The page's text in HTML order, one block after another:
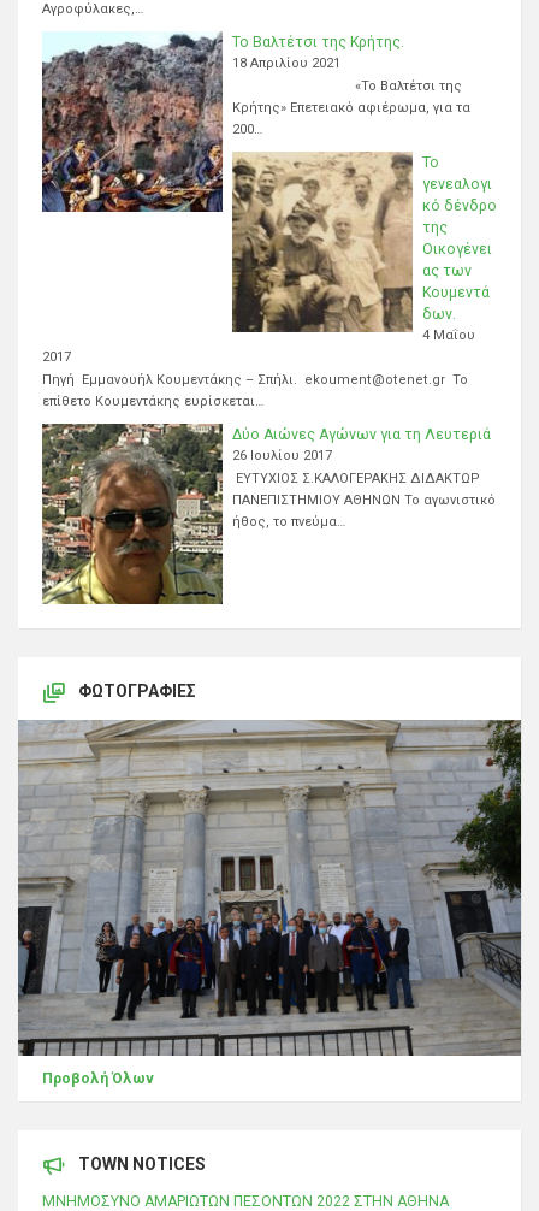
Αγροφύλακες,…
Το Βαλτέτσι της Κρήτης.
18 Απριλίου 2021
«Το Βαλτέτσι της
Κρήτης» Επετειακό αφιέρωμα, για τα
200…
Το
γενεαλογι
κό δένδρο
της
Οικογένει
ας των
Κουμεντά
δων.
4 Μαΐου
2017
Πηγή Εμμανουήλ Κουμεντάκης – Σπήλι. ekoument@otenet.gr Το
επίθετο Κουμεντάκης ευρίσκεται…
Δύο Αιώνες Αγώνων για τη Λευτεριά
26 Ιουλίου 2017
ΕΥΤΥΧΙΟΣ Σ.ΚΑΛΟΓΕΡΑΚΗΣ ΔΙΔΑΚΤΩΡ
ΠΑΝΕΠΙΣΤΗΜΙΟΥ ΑΘΗΝΩΝ Το αγωνιστικό
ήθος, το πνεύμα…
ΦΩΤΟΓΡΑΦΊΕΣ
Προβολή Όλων
TOWN NOTICES
ΜΝΗΜΟΣΥΝΟ ΑΜΑΡΙΩΤΩΝ ΠΕΣΟΝΤΩΝ 2022 ΣΤΗΝ ΑΘΗΝΑ